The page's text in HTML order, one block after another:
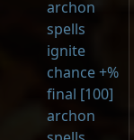
archon
spells
ignite
chance +%
final [100]
archon